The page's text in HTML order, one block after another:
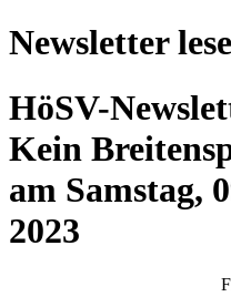
Newsletter
HöSV-
Kein
am Samstag,
2023